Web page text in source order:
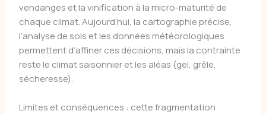
vendanges et la vinification à la micro-maturité de
chaque climat. Aujourd’hui, la cartographie précise,
l’analyse de sols et les données météorologiques
permettent d’affiner ces décisions, mais la contrainte
reste le climat saisonnier et les aléas (gel, grêle,
sécheresse).
Limites et conséquences : cette fragmentation